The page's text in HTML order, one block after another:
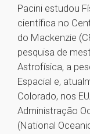
Pacini estudou
científica no
do Mackenzie
pesquisa de
Astrofísica, a
Espacial e,
Colorado, nos
Administração
(National